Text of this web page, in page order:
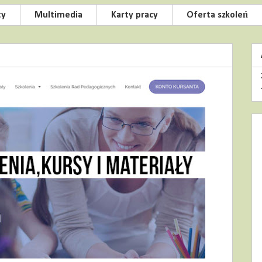
Multimedia Karty pracy Oferta szkoleń